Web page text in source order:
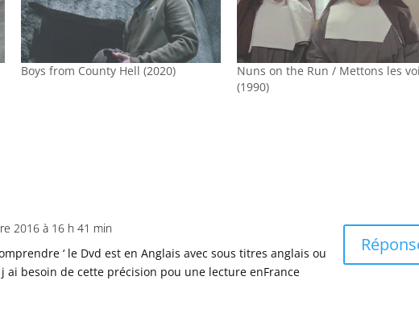
Boys from County Hell (2020)
Nuns on the Run / Mettons les
(1990)
2016 à 16 h 41 min
‘ le Dvd est en Anglais avec sous titres anglais ou
ai besoin de cette précision pou une lecture enFrance